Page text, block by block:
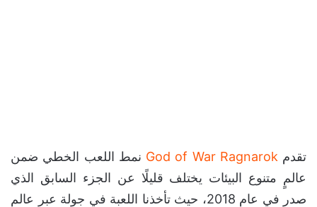
تقدم God of War Ragnarok نمط اللعب الخطي ضمن
عالمٍ متنوع البيئات يختلف قليلًا عن الجزء السابق الذي
صدر في عام 2018، حيث تأخذنا اللعبة في جولة عبر عالم